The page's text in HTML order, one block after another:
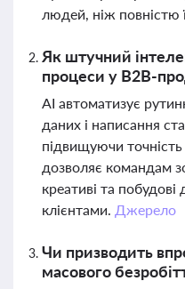
людей, ніж повністю
Як штучний
процеси у B2B-
AI автоматизує
даних і написання
підвищуючи
дозволяє командам
креативі та
клієнтами. Джерело
Чи призводить
масового